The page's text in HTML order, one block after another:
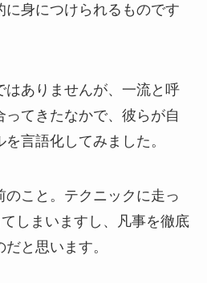
に身につけられるものです
はありませんが、一流と呼
てきたなかで、彼らが自
言語化してみました。
のこと。テクニックに走っ
しまいますし、凡事を徹底
と思います。